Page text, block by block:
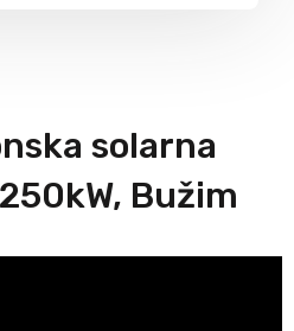
solarna
Bužim